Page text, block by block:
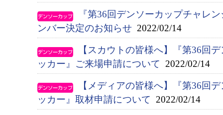
『第36回デンソーカップチャレ
ンバー決定のお知らせ 2022/02/14
【スカウトの皆様へ】『第36回
ッカー』ご来場申請について 2022/02/14
【メディアの皆様へ】『第36回
ッカー』取材申請について 2022/02/14